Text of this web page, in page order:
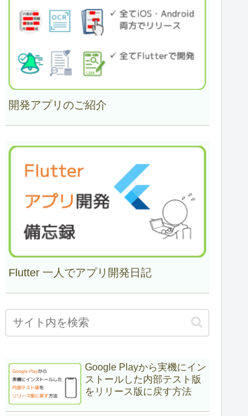
開発アプリのご紹介
Flutter 一人でアプリ開発日記
Google Playから実機にイン
ストールした内部テスト版
をリリース版に戻す方法